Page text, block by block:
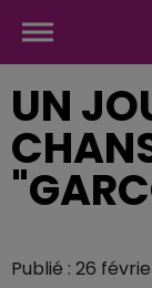
UN
Publié : 26